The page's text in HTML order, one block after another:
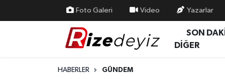
Foto Galeri Video Yazarlar
SON
DİĞER
HABERLER GÜNDEM
Rize Nöbetçi Eczaneler